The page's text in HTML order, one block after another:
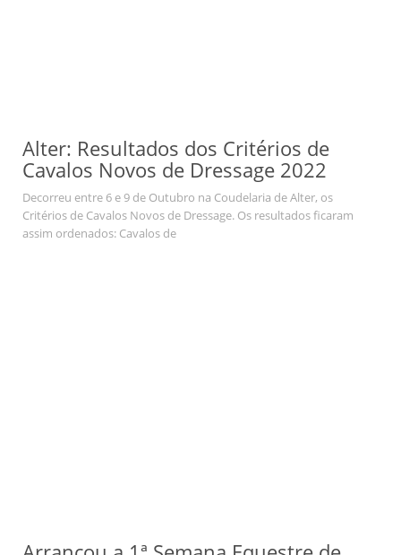
Alter: Resultados dos Critérios de
Cavalos Novos de Dressage 2022
Decorreu entre 6 e 9 de Outubro na Coudelaria de Alter, os
Critérios de Cavalos Novos de Dressage. Os resultados ficaram
assim ordenados: Cavalos de